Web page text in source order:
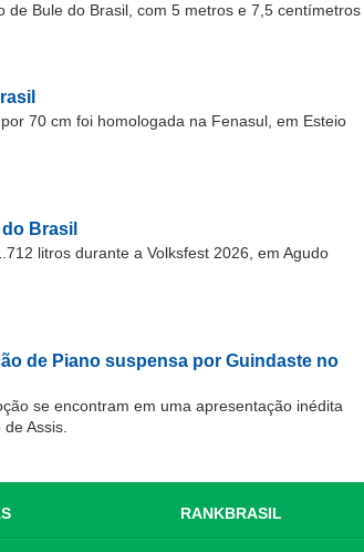
de Bule do Brasil, com 5 metros e 7,5 centímetros
70 cm foi homologada na Fenasul, em Esteio
Brasil
litros durante a Volksfest 2026, em Agudo
de Piano suspensa por Guindaste no
se encontram em uma apresentação inédita
Assis.
RANKBRASIL